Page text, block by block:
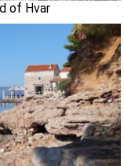
of Hvar